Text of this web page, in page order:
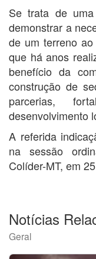
Se trata de
demonstrar a
de um terreno
que há anos
benefício da
construção de
parcerias,
desenvolvimento
A referida
na sessão
Colíder-MT, em
Notícias
Geral